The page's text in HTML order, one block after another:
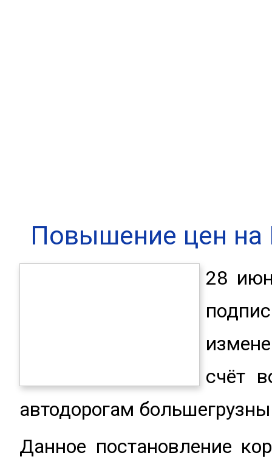
Повышение цен на
28
счёт
автодорогам
Данное постановление